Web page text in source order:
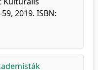
2019. ISBN: